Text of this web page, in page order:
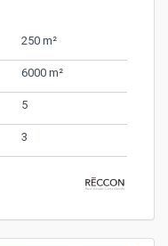
250 m²
6000 m²
5
3